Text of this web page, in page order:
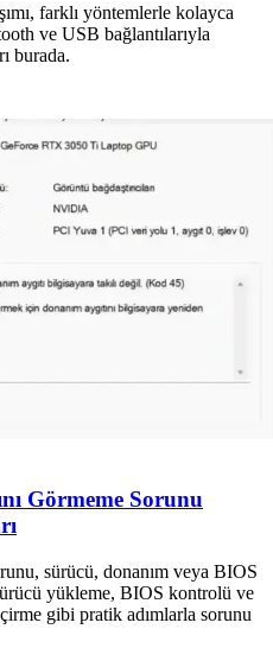
farklı yöntemlerle kolayca
ve USB bağlantılarıyla
burada.
Görmeme Sorunu
sürücü, donanım veya BIOS
yükleme, BIOS kontrolü ve
gibi pratik adımlarla sorunu